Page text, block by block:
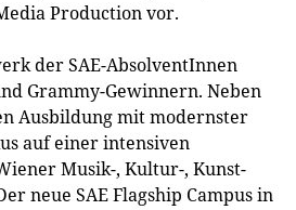
Production vor.
der SAE-AbsolventInnen
Grammy-Gewinnern. Neben
Ausbildung mit modernster
auf einer intensiven
Musik-, Kultur-, Kunst-
neue SAE Flagship Campus in